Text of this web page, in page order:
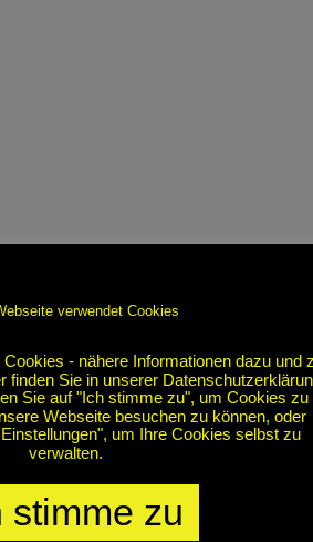
verwendet Cookies
- nähere Informationen dazu und
finden Sie in unserer
Sie auf "Ich stimme zu", um Cookies zu
Webseite besuchen zu können, oder
um Ihre Cookies selbst zu
verwalten.
stimme zu